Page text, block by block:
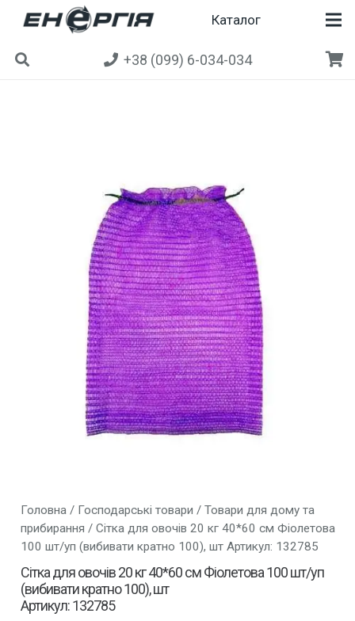
Каталог
+38 (099) 6-034-034
Головна/ Господарські товари / Товари для дому та
прибирання / Сітка для овочів 20 кг 40*60 см Фіолетова
100 шт/уп (вибивати кратно 100), шт Артикул: 132785
Сітка для овочів 20 кг 40*60 см Фіолетова 100 шт/уп
(вибивати кратно 100), шт
Артикул: 132785